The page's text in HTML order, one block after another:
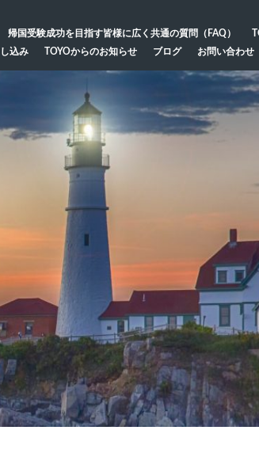
帰国受験成功を目指す皆様に広く共通の質問（FAQ）
込み TOYOからのお知らせ ブログ お問い合わせ